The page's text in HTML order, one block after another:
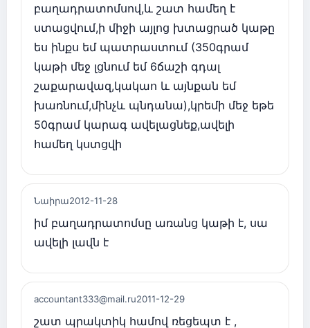
բաղադրատոմսով,և շատ համեղ է
ստացվում,ի միջի այլոց խտացրած կաթը
ես ինքս եմ պատրաստում (350գրամ
կաթի մեջ լցնում եմ 6ճաշի գդալ
շաքարավազ,կակաո և այնքան եմ
խառնում,մինչև պնդանա),կրեմի մեջ եթե
50գրամ կարագ ավելացնեք,ավելի
համեղ կստցվի
Նաիրա2012-11-28
իմ բաղադրատոմսը առանց կաթի է, սա
ավելի լավն է
accountant333@mail.ru2011-12-29
շատ պրակտիկ համով ռեցեպտ է ,